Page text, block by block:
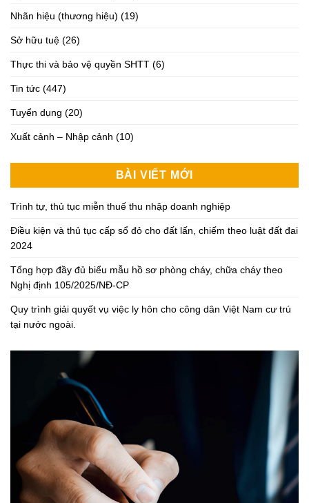
Nhãn hiệu (thương hiệu) (19)
Sở hữu tuệ (26)
Thực thi và bảo vệ quyền SHTT (6)
Tin tức (447)
Tuyển dụng (20)
Xuất cảnh – Nhập cảnh (10)
BÀI VIẾT MỚI
Trình tự, thủ tục miễn thuế thu nhập doanh nghiệp
Điều kiện và thủ tục cấp sổ đỏ cho đất lấn, chiếm theo luật đất đai
2024
Tổng hợp đầy đủ biểu mẫu hồ sơ phòng cháy, chữa cháy theo
Nghị định 105/2025/NĐ-CP
Quy trình giải quyết vụ việc ly hôn cho công dân Việt Nam cư trú
tại nước ngoài.